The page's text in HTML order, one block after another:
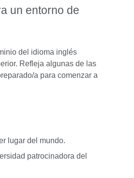
un entorno de
del idioma inglés
Refleja algunas de las
a para comenzar a
lugar del mundo.
patrocinadora del